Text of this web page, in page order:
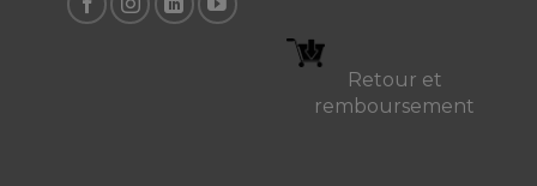
Retour et
remboursement